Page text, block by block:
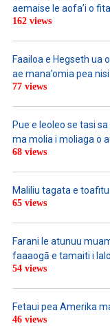
aemaise le aofa’i o
162 views
Faailoa e Hegseth ua
ae mana’omia pea
77 views
Pue e leoleo se tasi
ma molia i moliaga o
68 views
Maliliu tagata e
65 views
Farani le atunuu
faaaogā e tamaiti i
54 views
Fetaui pea Amerika
46 views